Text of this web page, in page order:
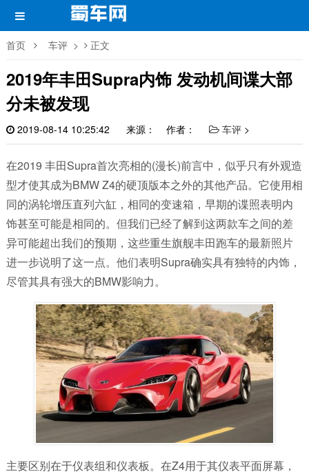
首页 车评 > 正文
2019年丰田Supra内饰 发动机间谍大部
分未被发现
2019-08-14 10:25:42 来源： 作者： 车评>
在2019 丰田Supra首次亮相的(漫长)前言中，似乎只有外观造
型才使其成为BMW Z4的硬顶版本之外的其他产品。它使用相
同的涡轮增压直列六缸，相同的变速箱，早期的谍照表明内
饰甚至可能是相同的。但我们已经了解到这两款车之间的差
异可能超出我们的预期，这些重生旗舰丰田跑车的最新照片
进一步说明了这一点。他们表明Supra确实具有独特的内饰，
尽管其具有强大的BMW影响力。
主要区别在于仪表组和仪表板。在Z4用于其仪表平面屏幕，